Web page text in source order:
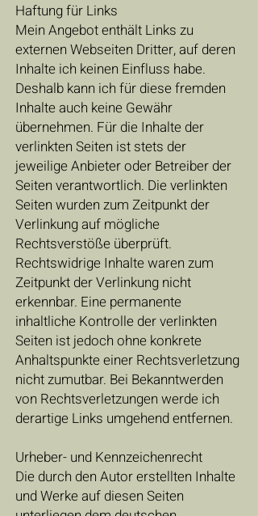
Haftung für Links
Mein Angebot enthält Links zu
externen Webseiten Dritter, auf deren
Inhalte ich keinen Einfluss habe.
Deshalb kann ich für diese fremden
Inhalte auch keine Gewähr
übernehmen. Für die Inhalte der
verlinkten Seiten ist stets der
jeweilige Anbieter oder Betreiber der
Seiten verantwortlich. Die verlinkten
Seiten wurden zum Zeitpunkt der
Verlinkung auf mögliche
Rechtsverstöße überprüft.
Rechtswidrige Inhalte waren zum
Zeitpunkt der Verlinkung nicht
erkennbar. Eine permanente
inhaltliche Kontrolle der verlinkten
Seiten ist jedoch ohne konkrete
Anhaltspunkte einer Rechtsverletzung
nicht zumutbar. Bei Bekanntwerden
von Rechtsverletzungen werde ich
derartige Links umgehend entfernen.
Urheber- und Kennzeichenrecht
Die durch den Autor erstellten Inhalte
und Werke auf diesen Seiten